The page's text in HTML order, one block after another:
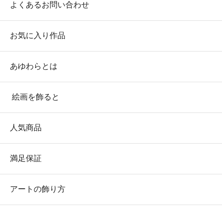
よくあるお問い合わせ
お気に入り作品
あゆわらとは
絵画を飾ると
人気商品
満足保証
アートの飾り方